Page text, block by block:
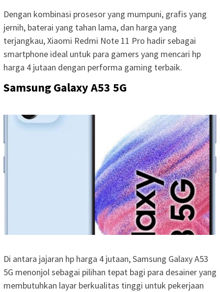
Dengan kombinasi prosesor yang mumpuni, grafis yang
jernih, baterai yang tahan lama, dan harga yang
terjangkau, Xiaomi Redmi Note 11 Pro hadir sebagai
smartphone ideal untuk para gamers yang mencari hp
harga 4 jutaan dengan performa gaming terbaik.
Samsung Galaxy A53 5G
Di antara jajaran hp harga 4 jutaan, Samsung Galaxy A53
5G menonjol sebagai pilihan tepat bagi para desainer yang
membutuhkan layar berkualitas tinggi untuk pekerjaan